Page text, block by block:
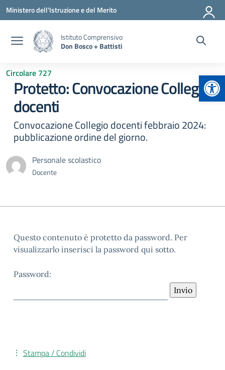
Vai ai contenuti
Vai al menu di navigazione
Vai al footer
Ministero dell'Istruzione e del Merito
Istituto Comprensivo
Don Bosco + Battisti
Circolare 727
Protetto: Convocazione Collegio
docenti
Convocazione Collegio docenti febbraio 2024:
pubblicazione ordine del giorno.
Personale scolastico
Docente
Questo contenuto è protetto da password. Per
visualizzarlo inserisci la password qui sotto.
Password:
Stampa / Condividi